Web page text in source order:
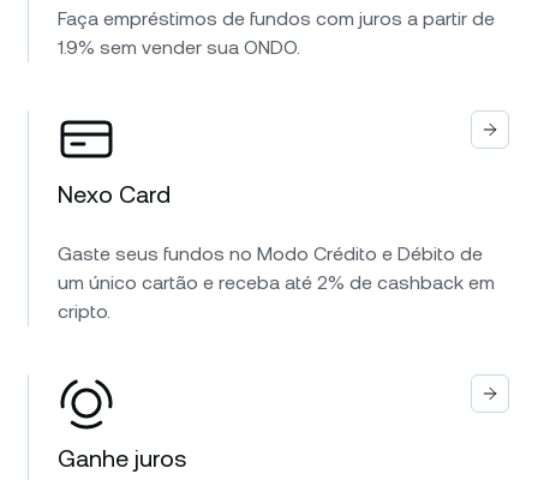
Faça empréstimos de fundos com juros a partir de
1.9% sem vender sua ONDO.
Nexo Card
Gaste seus fundos no Modo Crédito e Débito de
um único cartão e receba até 2% de cashback em
cripto.
Ganhe juros